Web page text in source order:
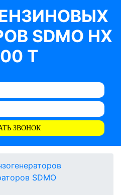
SDMO HX
T
ЗВОНОК
SDMO